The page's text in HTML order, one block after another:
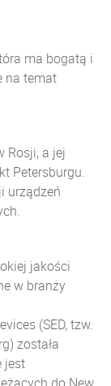
ma bogatą i
na temat
Rosji, a jej
Petersburgu.
urządzeń
jakości
w branży
(SED, tzw.
została
jest